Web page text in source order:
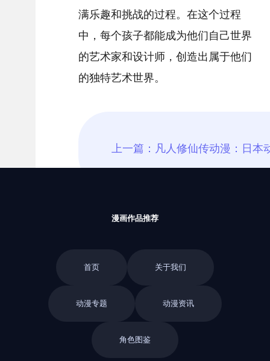
满乐趣和挑战的过程。在这个过程
中，每个孩子都能成为他们自己世界
的艺术家和设计师，创造出属于他们
的独特艺术世界。
返回栏目
漫画作品推荐
首页 关于我们
动漫专题 动漫资讯
角色图鉴